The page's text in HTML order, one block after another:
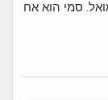
סמי הוא אח